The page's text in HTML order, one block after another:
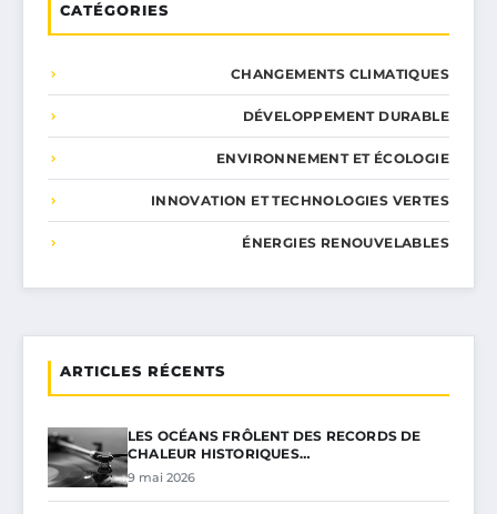
CATÉGORIES
CHANGEMENTS CLIMATIQUES
DÉVELOPPEMENT DURABLE
ENVIRONNEMENT ET ÉCOLOGIE
INNOVATION ET TECHNOLOGIES VERTES
ÉNERGIES RENOUVELABLES
ARTICLES RÉCENTS
LES OCÉANS FRÔLENT DES RECORDS DE
CHALEUR HISTORIQUES…
9 mai 2026